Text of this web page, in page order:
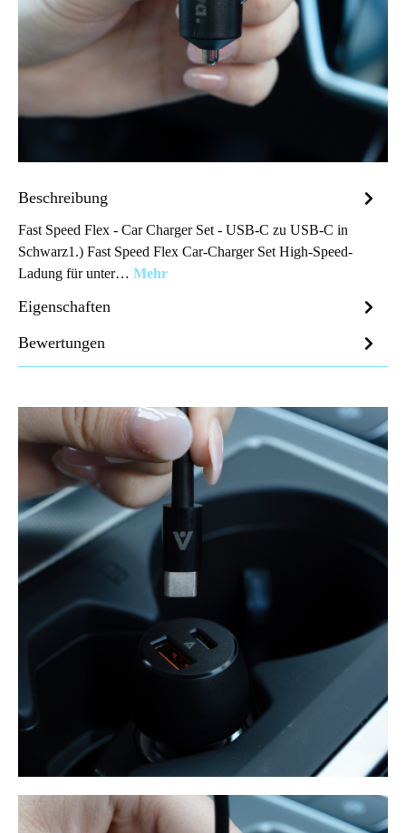
Beschreibung
Fast Speed Flex - Car Charger Set - USB-C zu USB-C in
Schwarz1.) Fast Speed Flex Car-Charger Set High-Speed-
Ladung für unter… Mehr
Eigenschaften
Bewertungen